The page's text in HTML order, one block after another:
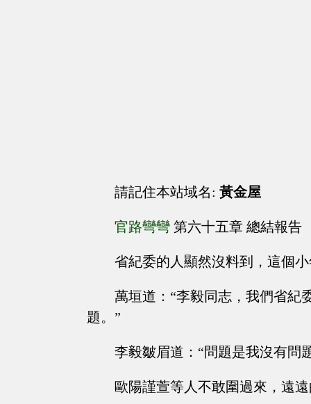
請記住本站域名: 黃金屋
官路彎彎 第六十五章 總結報告
省紀委的人顯然沒料到，這個
萬垣道：“李毅同志，我們省紀
題。”
李毅皺眉道：“問題是我沒有問
歐陽謹萱等人不敢圍過來，遠